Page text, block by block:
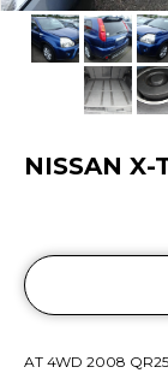
NISSAN
AT 4WD 2008